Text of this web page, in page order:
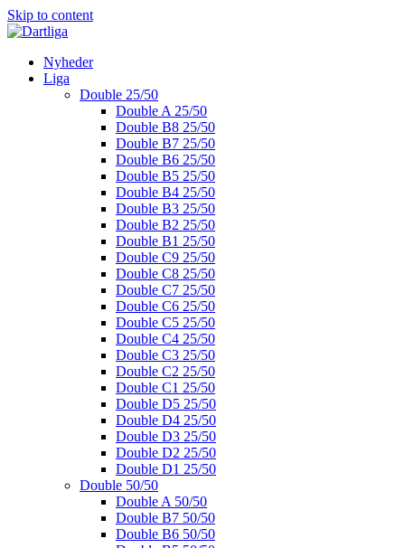
Skip to content
Nyheder
Liga
Double 25/50
Double A 25/50
Double B8 25/50
Double B7 25/50
Double B6 25/50
Double B5 25/50
Double B4 25/50
Double B3 25/50
Double B2 25/50
Double B1 25/50
Double C9 25/50
Double C8 25/50
Double C7 25/50
Double C6 25/50
Double C5 25/50
Double C4 25/50
Double C3 25/50
Double C2 25/50
Double C1 25/50
Double D5 25/50
Double D4 25/50
Double D3 25/50
Double D2 25/50
Double D1 25/50
Double 50/50
Double A 50/50
Double B7 50/50
Double B6 50/50